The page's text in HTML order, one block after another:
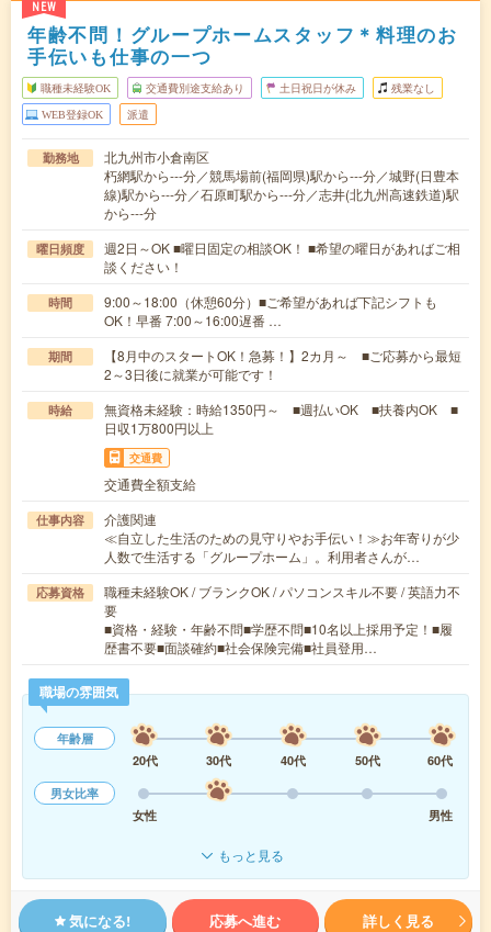
NEW
年齢不問！グループホームスタッフ＊料理のお
手伝いも仕事の一つ
職種未経験OK 交通費別途支給あり 土日祝日が休み 残業なし
WEB登録OK 派遣
勤務地
北九州市小倉南区
朽網駅から---分／競馬場前(福岡県)駅から---分／城野(日豊本
線)駅から---分／石原町駅から---分／志井(北九州高速鉄道)駅
から---分
曜日頻度
週2日～OK ■曜日固定の相談OK！ ■希望の曜日があればご相
談ください！
時間
9:00～18:00（休憩60分）■ご希望があれば下記シフトも
OK！早番 7:00～16:00遅番 …
期間
【8月中のスタートOK！急募！】2カ月～ ■ご応募から最短
2～3日後に就業が可能です！
時給
無資格未経験：時給1350円～ ■週払いOK ■扶養内OK ■
日収1万800円以上
交通費
交通費全額支給
仕事内容
介護関連
≪自立した生活のための見守りやお手伝い！≫お年寄りが少
人数で生活する「グループホーム」。利用者さんが…
応募資格
職種未経験OK / ブランクOK / パソコンスキル不要 / 英語力不
要
■資格・経験・年齢不問■学歴不問■10名以上採用予定！■履
歴書不要■面談確約■社会保険完備■社員登用…
職場の雰囲気
年齢層
20代
30代 40代 50代
60代
男女比率
女性
男性
もっと見る
気になる! 応募へ進む 詳しく見る